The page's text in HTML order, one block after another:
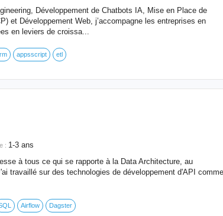
Développement de Chatbots IA, Mise en Place de
et Développement Web, j’accompagne les entreprises en
en leviers de croissa...
appsscript etl
: 1-3 ans
à tous ce qui se rapporte à la Data Architecture, au
travaillé sur des technologies de développement d'API comme
Airflow Dagster